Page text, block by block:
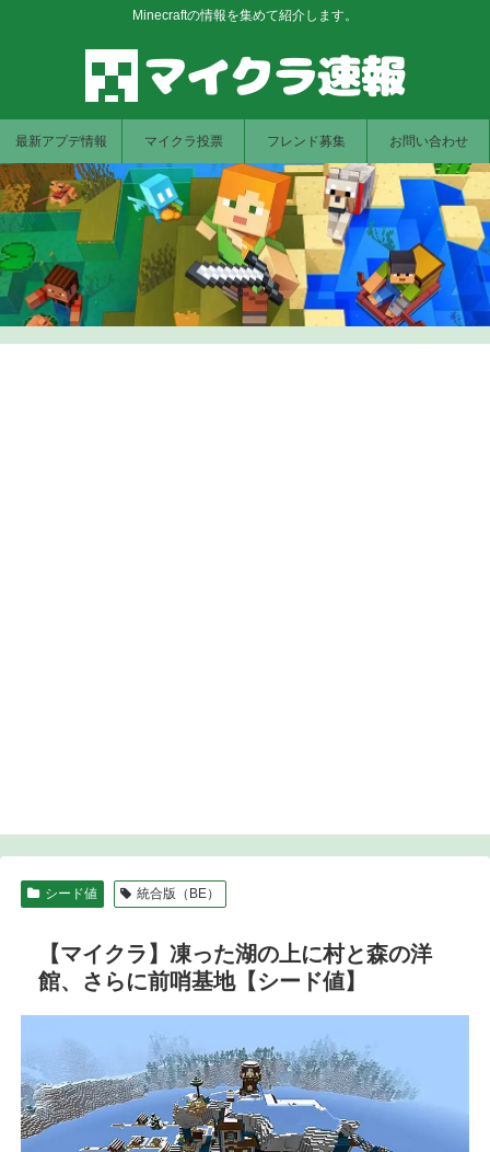
Minecraftの情報を集めて紹介します。
最新アプデ情報 マイクラ投票 フレンド募集 お問い合わせ
シード値 統合版（BE）
【マイクラ】凍った湖の上に村と森の洋
館、さらに前哨基地【シード値】